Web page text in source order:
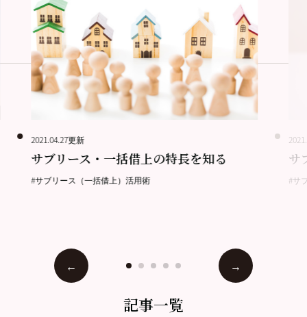
2021.04.27更新
サブリース・一括借上の特長を知る
#サブリース（一括借上）活用術
サ
#サ
記事一覧